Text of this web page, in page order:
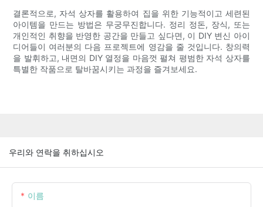
결론적으로, 자석 상자를 활용하여 집을 위한 기능적이고 세련된
아이템을 만드는 방법은 무궁무진합니다. 정리 정돈, 장식, 또는
개인적인 취향을 반영한 공간을 만들고 싶다면, 이 DIY 변신 아이
디어들이 여러분의 다음 프로젝트에 영감을 줄 것입니다. 창의력
을 발휘하고, 내면의 DIY 열정을 마음껏 펼쳐 평범한 자석 상자를
특별한 작품으로 탈바꿈시키는 과정을 즐겨보세요.
우리와 연락을 취하십시오
이름